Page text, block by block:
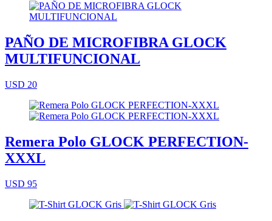
PAÑO DE MICROFIBRA GLOCK
MULTIFUNCIONAL
USD 20
Remera Polo GLOCK PERFECTION-
XXXL
USD 95